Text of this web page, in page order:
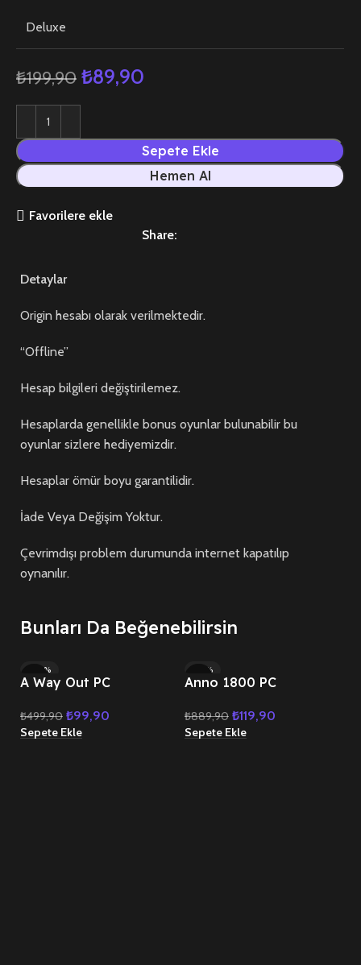
Deluxe
₺199,90 ₺89,90
Sepete Ekle
Hemen Al
Favorilere ekle
Share:
Detaylar
Origin hesabı olarak verilmektedir.
“Offline”
Hesap bilgileri değiştirilemez.
Hesaplarda genellikle bonus oyunlar bulunabilir bu
oyunlar sizlere hediyemizdir.
Hesaplar ömür boyu garantilidir.
İade Veya Değişim Yoktur.
Çevrimdışı problem durumunda internet kapatılıp
oynanılır.
Bunları Da Beğenebilirsin
-80%
HOT
A Way Out PC
₺499,90 ₺99,90
Sepete Ekle
-87%
HOT
Anno 1800 PC
₺889,90 ₺119,90
Sepete Ekle